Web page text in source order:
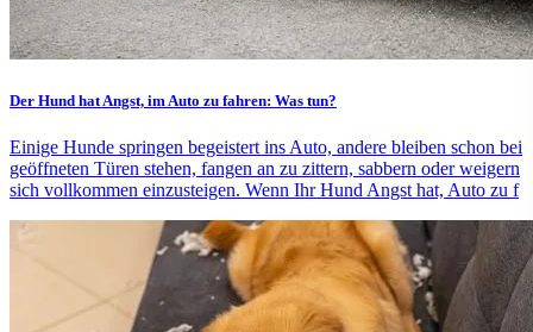
Der Hund hat Angst, im Auto zu fahren: Was tun?
Einige Hunde springen begeistert ins Auto, andere bleiben schon bei
geöffneten Türen stehen, fangen an zu zittern, sabbern oder weigern
sich vollkommen einzusteigen. Wenn Ihr Hund Angst hat, Auto zu f